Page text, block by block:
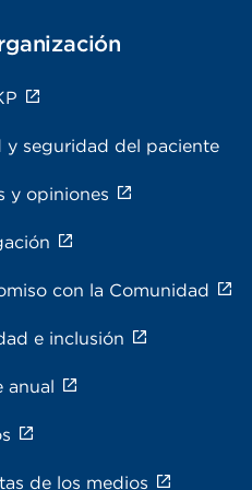
y seguridad del paciente
y opiniones
con la Comunidad
e inclusión
anual
de los medios